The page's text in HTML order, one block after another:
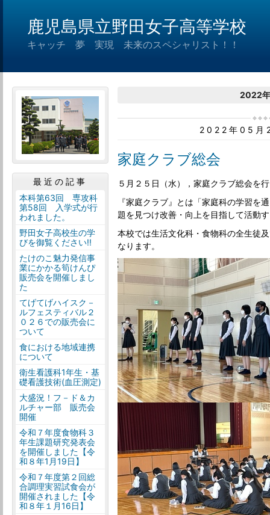
鹿児島県立野田女子高等学校
キャッチ 夢 実現 未来のスペシャリスト！！
2022
2022年05月
家庭クラブ総会
５月２５日（水），家庭クラブ総会を
『家庭クラブ』とは「家庭科の学習を
題を見つけ改善・向上を目指して活動
本校では生活文化科・食物科の全生徒
なります。
最近の記事
本科第63回 専攻科
第58回 入学式が行
われました。
野田女子高校生の学
びを御覧ください!!
たけのこ魅力発信事
業にかかる筍けんぴ
販売会を開催しまし
た
てげてげハイスク－
ルフェスティバル２
０２６での販売会に
ついて
食における地域連携
について
衛生看護科1年生・基
礎看護技術(血圧測定)
大盛況！フ－ド＆カ
ルチャー部 販売会
開催
令和７年度食物科３
年生課題研究発表会
を開催しました【令
和８年1月19日】
令和７年度第２回総
合調理実習試食会が
開催されました【令
和８年１月16日】